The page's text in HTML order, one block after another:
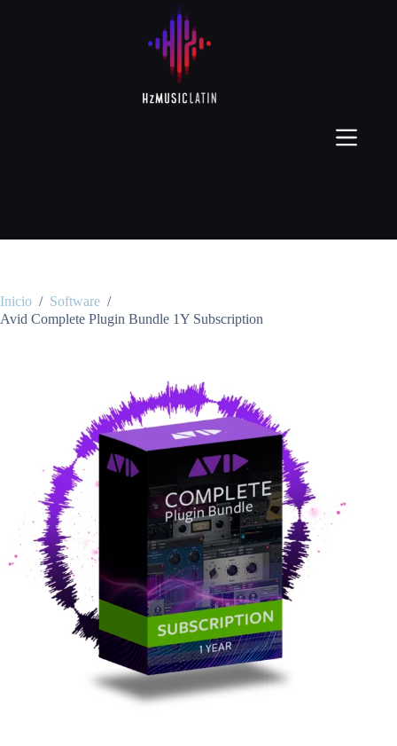
Inicio / Software /
Avid Complete Plugin Bundle 1Y Subscription